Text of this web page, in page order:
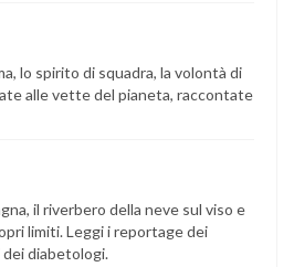
lo spirito di squadra, la volontà di
alle vette del pianeta, raccontate
il riverbero della neve sul viso e
limiti. Leggi i reportage dei
diabetologi.